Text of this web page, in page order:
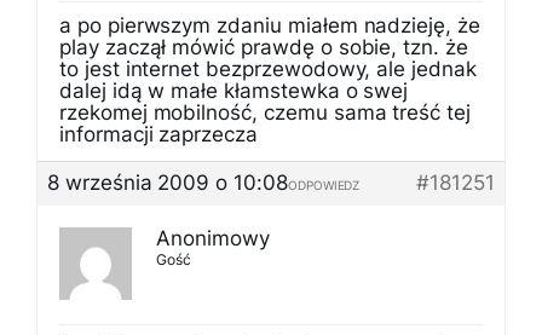
a po pierwszym zdaniu miałem nadzieję, że
play zaczął mówić prawdę o sobie, tzn. że
to jest internet bezprzewodowy, ale jednak
dalej idą w małe kłamstewka o swej
rzekomej mobilność, czemu sama treść tej
informacji zaprzecza
8 września 2009 o 10:08
#181251
ODPOWIEDZ
Anonimowy
Gość